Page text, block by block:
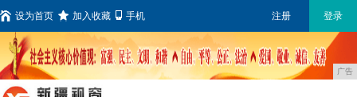
设为首页 加入收藏 手机 注册 登录
广告